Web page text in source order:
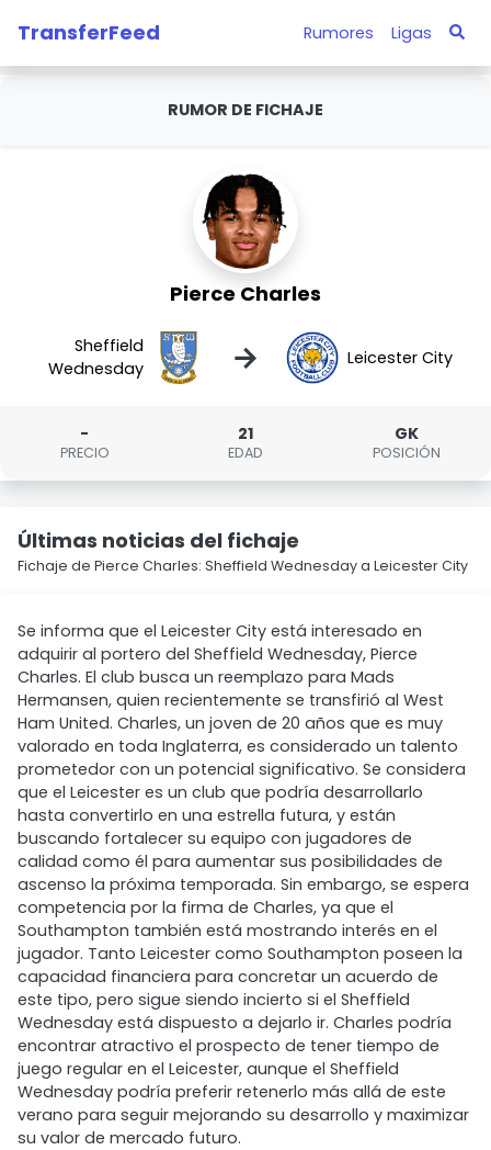
TransferFeed Rumores Ligas
RUMOR DE FICHAJE
Pierce Charles
Sheffield
Wednesday
→ Leicester City
-
PRECIO
21
EDAD
GK
POSICIÓN
Últimas noticias del fichaje
Fichaje de Pierce Charles: Sheffield Wednesday a Leicester City
Se informa que el Leicester City está interesado en
adquirir al portero del Sheffield Wednesday, Pierce
Charles. El club busca un reemplazo para Mads
Hermansen, quien recientemente se transfirió al West
Ham United. Charles, un joven de 20 años que es muy
valorado en toda Inglaterra, es considerado un talento
prometedor con un potencial significativo. Se considera
que el Leicester es un club que podría desarrollarlo
hasta convertirlo en una estrella futura, y están
buscando fortalecer su equipo con jugadores de
calidad como él para aumentar sus posibilidades de
ascenso la próxima temporada. Sin embargo, se espera
competencia por la firma de Charles, ya que el
Southampton también está mostrando interés en el
jugador. Tanto Leicester como Southampton poseen la
capacidad financiera para concretar un acuerdo de
este tipo, pero sigue siendo incierto si el Sheffield
Wednesday está dispuesto a dejarlo ir. Charles podría
encontrar atractivo el prospecto de tener tiempo de
juego regular en el Leicester, aunque el Sheffield
Wednesday podría preferir retenerlo más allá de este
verano para seguir mejorando su desarrollo y maximizar
su valor de mercado futuro.